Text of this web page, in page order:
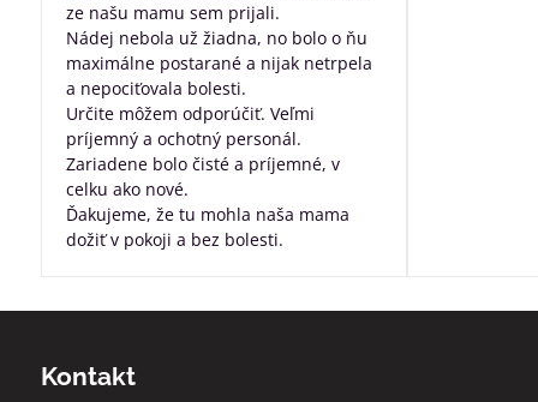
ze našu mamu sem prijali.
Nádej nebola už žiadna, no bolo o ňu
maximálne postarané a nijak netrpela
a nepociťovala bolesti.
Určite môžem odporúčiť. Veľmi
príjemný a ochotný personál.
Zariadene bolo čisté a príjemné, v
celku ako nové.
Ďakujeme, že tu mohla naša mama
dožiť v pokoji a bez bolesti.
Kontakt